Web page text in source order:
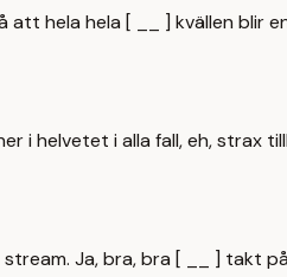
att hela hela [ __ ] kvällen blir
i helvetet i alla fall, eh, strax
Ja, bra, bra [ __ ] takt